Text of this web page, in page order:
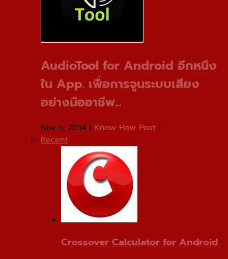
AudioTool for Android อีกหนึง
ใน App. เพื่อการจูนระบบเสียง
อย่างมืออาชีพ...
Nov 5, 2014 | Know How Post |
Recent
Crossover Calculator for Android